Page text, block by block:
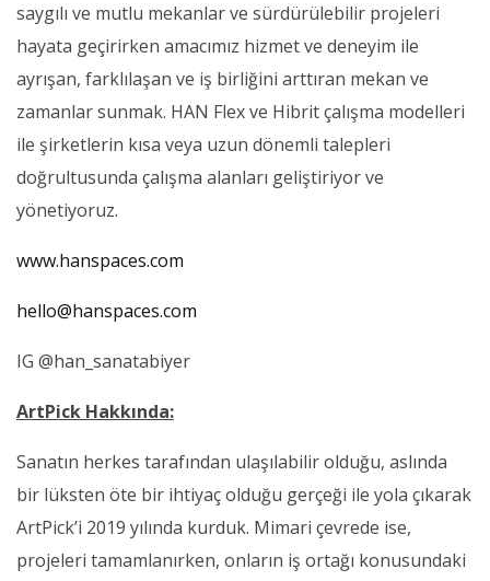
saygılı ve mutlu mekanlar ve sürdürülebilir projeleri
hayata geçirirken amacımız hizmet ve deneyim ile
ayrışan, farklılaşan ve iş birliğini arttıran mekan ve
zamanlar sunmak. HAN Flex ve Hibrit çalışma modelleri
ile şirketlerin kısa veya uzun dönemli talepleri
doğrultusunda çalışma alanları geliştiriyor ve
yönetiyoruz.
www.hanspaces.com
hello@hanspaces.com
IG @han_sanatabiyer
ArtPick Hakkında:
Sanatın herkes tarafından ulaşılabilir olduğu, aslında
bir lüksten öte bir ihtiyaç olduğu gerçeği ile yola çıkarak
ArtPick’i 2019 yılında kurduk. Mimari çevrede ise,
projeleri tamamlanırken, onların iş ortağı konusundaki